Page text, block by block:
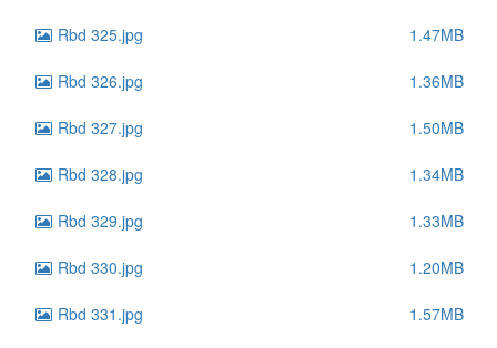
Rbd 325.jpg 1.47MB
Rbd 326.jpg 1.36MB
Rbd 327.jpg 1.50MB
Rbd 328.jpg 1.34MB
Rbd 329.jpg 1.33MB
Rbd 330.jpg 1.20MB
Rbd 331.jpg 1.57MB